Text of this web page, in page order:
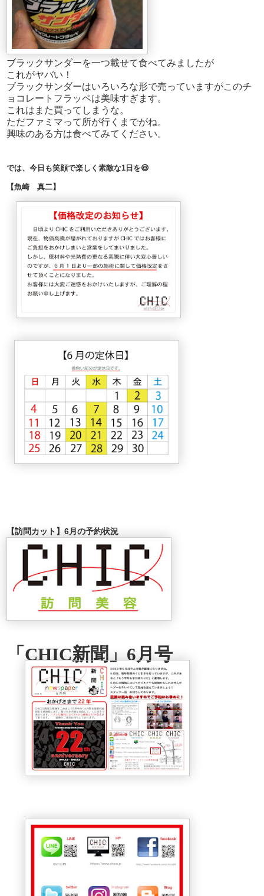
ブラックサンダーを一つ載せて食べてみましたが
これがヤバい！
ブラックサンダーはいろいろな形で売っていますがこのチ
ョコレートフラッペは美味すぎます。
これはまた買ってしまうな。
ただファミマって所が行くまでがね。
興味のある方は食べてみてください。
では、今日も笑顔で楽しく素敵な1日を😆
【魚崎 真二】
【訪問カット】6月の予約状況
「CHIC新聞」6月号